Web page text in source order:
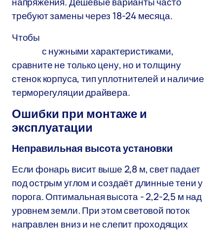
требуют замены через 18-24 месяца.
Чтобы
с нужными характеристиками,
сравните не только цену, но и толщину
стенок корпуса, тип уплотнителей и наличие
терморегуляции драйвера.
Ошибки при монтаже и
эксплуатации
Неправильная высота установки
Если фонарь висит выше 2,8 м, свет падает
под острым углом и создаёт длинные тени у
порога. Оптимальная высота - 2,2-2,5 м над
уровнем земли. При этом световой поток
направлен вниз и не слепит проходящих